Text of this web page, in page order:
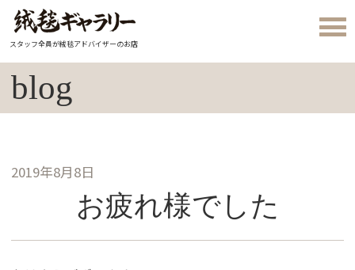
スタッフ全員が絨毯アドバイザーのお店
blog
2019年8月8日
お疲れ様でした